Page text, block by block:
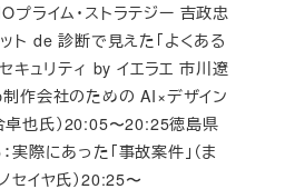
プライム・ストラテジー 吉政忠
ト de 診断で見えた「よくある
キュリティ by イエラエ 市川遼
作会社のための AI×デザイン
也氏）20:05〜20:25徳島県
際にあった「事故案件」（ま
セイヤ氏）20:25〜